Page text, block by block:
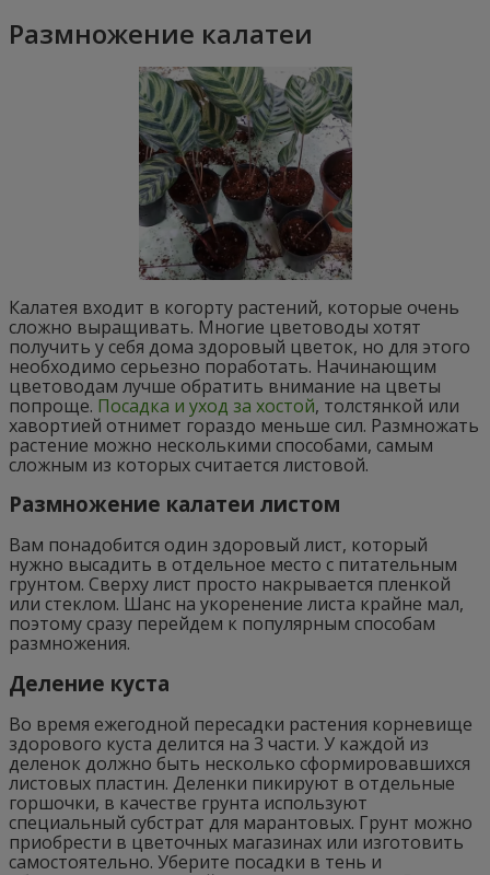
Размножение калатеи
Калатея входит в когорту растений, которые очень
сложно выращивать. Многие цветоводы хотят
получить у себя дома здоровый цветок, но для этого
необходимо серьезно поработать. Начинающим
цветоводам лучше обратить внимание на цветы
попроще. Посадка и уход за хостой, толстянкой или
хавортией отнимет гораздо меньше сил. Размножать
растение можно несколькими способами, самым
сложным из которых считается листовой.
Размножение калатеи листом
Вам понадобится один здоровый лист, который
нужно высадить в отдельное место с питательным
грунтом. Сверху лист просто накрывается пленкой
или стеклом. Шанс на укоренение листа крайне мал,
поэтому сразу перейдем к популярным способам
размножения.
Деление куста
Во время ежегодной пересадки растения корневище
здорового куста делится на 3 части. У каждой из
деленок должно быть несколько сформировавшихся
листовых пластин. Деленки пикируют в отдельные
горшочки, в качестве грунта используют
специальный субстрат для марантовых. Грунт можно
приобрести в цветочных магазинах или изготовить
самостоятельно. Уберите посадки в тень и